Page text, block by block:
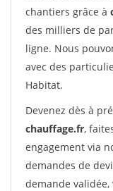
chantiers grâce à
des milliers de
ligne. Nous
avec des
Habitat.
Devenez dès à
chauffage.fr,
engagement via
demandes de
demande validée,